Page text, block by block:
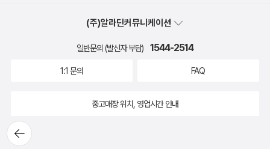
뒤로가
기
(주)알라딘커뮤니케이션
일반문의 (발신자 부담) 1544-2514
1:1 문의 FAQ
중고매장 위치, 영업시간 안내